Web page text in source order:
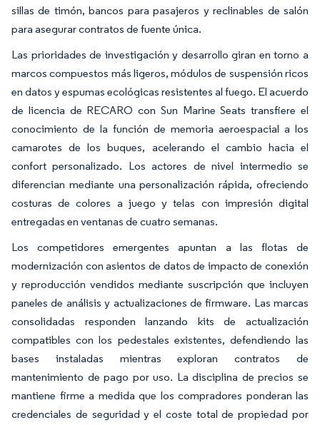
sillas de timón, bancos para pasajeros y reclinables de salón
para asegurar contratos de fuente única.
Las prioridades de investigación y desarrollo giran en torno a
marcos compuestos más ligeros, módulos de suspensión ricos
en datos y espumas ecológicas resistentes al fuego. El acuerdo
de licencia de RECARO con Sun Marine Seats transfiere el
conocimiento de la función de memoria aeroespacial a los
camarotes de los buques, acelerando el cambio hacia el
confort personalizado. Los actores de nivel intermedio se
diferencian mediante una personalización rápida, ofreciendo
costuras de colores a juego y telas con impresión digital
entregadas en ventanas de cuatro semanas.
Los competidores emergentes apuntan a las flotas de
modernización con asientos de datos de impacto de conexión
y reproducción vendidos mediante suscripción que incluyen
paneles de análisis y actualizaciones de firmware. Las marcas
consolidadas responden lanzando kits de actualización
compatibles con los pedestales existentes, defendiendo las
bases instaladas mientras exploran contratos de
mantenimiento de pago por uso. La disciplina de precios se
mantiene firme a medida que los compradores ponderan las
credenciales de seguridad y el coste total de propiedad por